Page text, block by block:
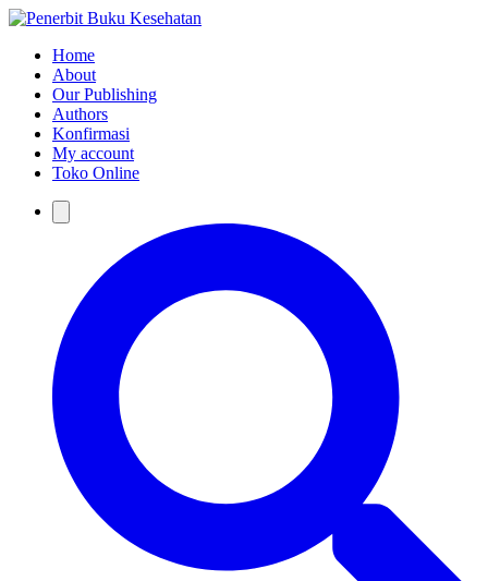
Home
About
Our Publishing
Authors
Konfirmasi
My account
Toko Online